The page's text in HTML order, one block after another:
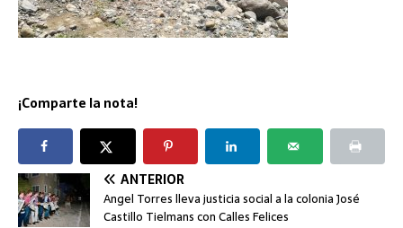
¡Comparte la nota!
ANTERIOR
Angel Torres lleva justicia social a la colonia José
Castillo Tielmans con Calles Felices